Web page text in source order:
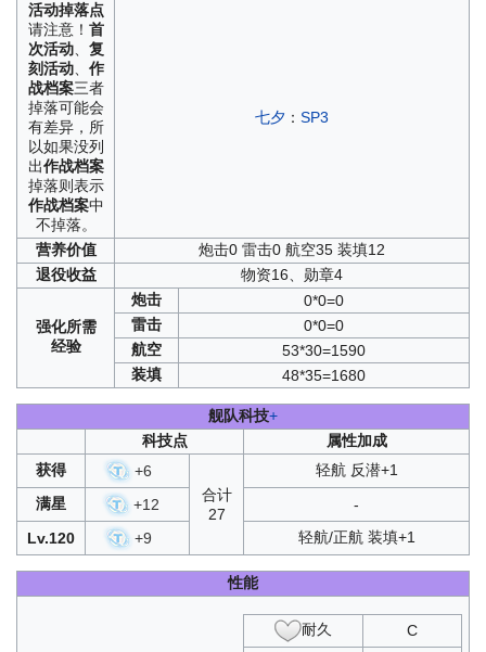
活动掉落点
请注意！ 首
次活动、 复
刻活动、 作
战档案三者
掉落可能会
有差异，所
以如果没列
出作战档案
掉落则表示
作战档案中
不掉落。
七夕 ： SP3
营养价值
炮击0 雷击0 航空35 装填12
退役收益 物资16、勋章4
强化所需
经验
炮击
0*0=0
雷击
0*0=0
航空
53*30=1590
装填
48*35=1680
舰队科技+
科技点
属性加成
获得
+6
合计
27
轻航 反潜+1
满星
+12
-
Lv.120
+9 轻航/正航 装填+1
性能
耐久
C